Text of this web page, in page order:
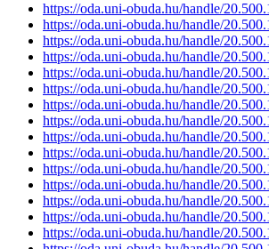
https://oda.uni-obuda.hu/handle/
https://oda.uni-obuda.hu/handle/
https://oda.uni-obuda.hu/handle/
https://oda.uni-obuda.hu/handle/
https://oda.uni-obuda.hu/handle/
https://oda.uni-obuda.hu/handle/
https://oda.uni-obuda.hu/handle/
https://oda.uni-obuda.hu/handle/
https://oda.uni-obuda.hu/handle/
https://oda.uni-obuda.hu/handle/
https://oda.uni-obuda.hu/handle/
https://oda.uni-obuda.hu/handle/
https://oda.uni-obuda.hu/handle/
https://oda.uni-obuda.hu/handle/
https://oda.uni-obuda.hu/handle/